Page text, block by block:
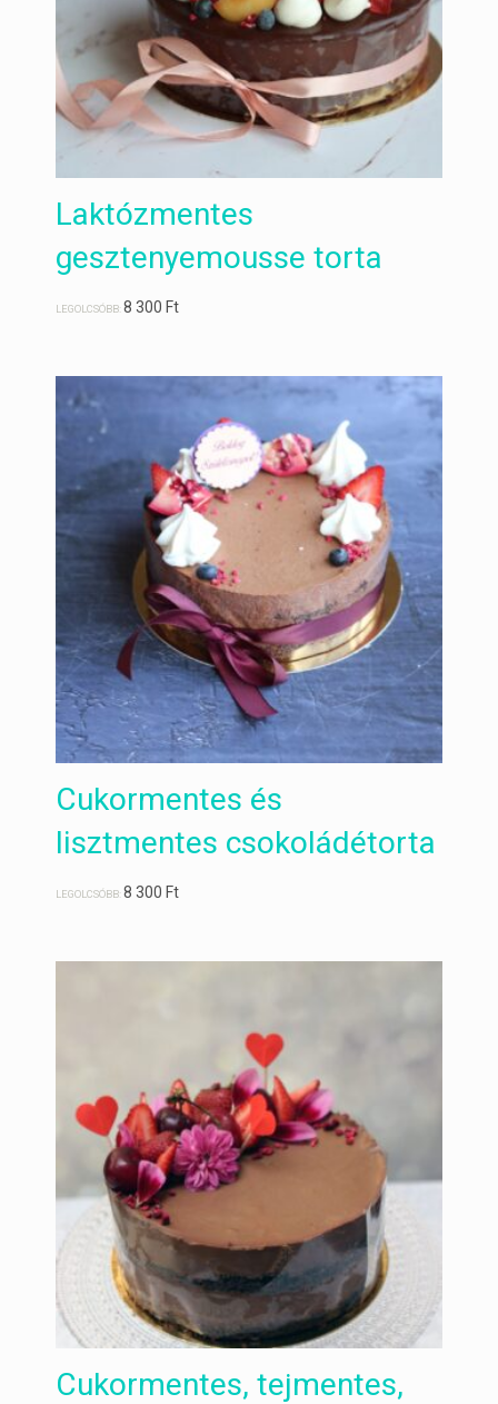
Laktózmentes
gesztenyemousse torta
LEGOLCSÓBB:8 300Ft
Cukormentes és
lisztmentes csokoládétorta
LEGOLCSÓBB:8 300Ft
Cukormentes, tejmentes,